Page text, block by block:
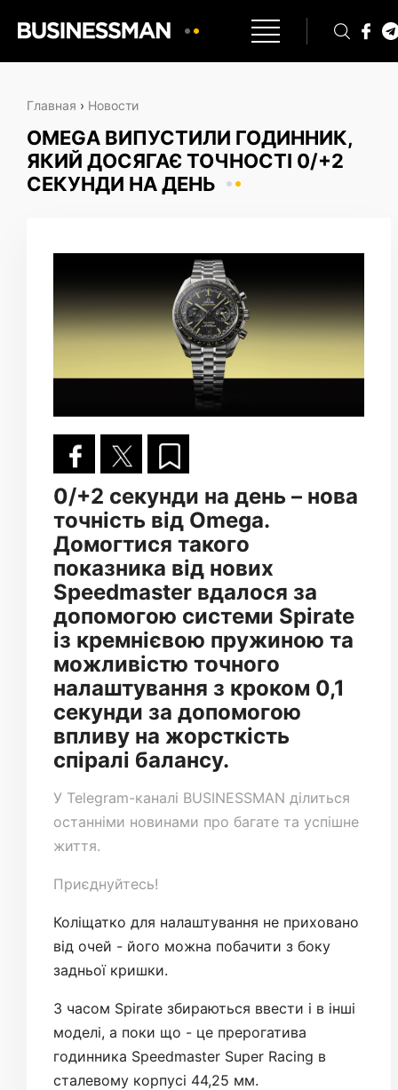
Главная › Новости
OMEGA ВИПУСТИЛИ ГОДИННИК,
ЯКИЙ ДОСЯГАЄ ТОЧНОСТІ 0/+2
СЕКУНДИ НА ДЕНЬ
0/+2 секунди на день – нова
точність від Omega.
Домогтися такого
показника від нових
Speedmaster вдалося за
допомогою системи Spirate
із кремнієвою пружиною та
можливістю точного
налаштування з кроком 0,1
секунди за допомогою
впливу на жорсткість
спіралі балансу.
У Telegram-каналі BUSINESSMAN ділиться
останніми новинами про багате та успішне
життя.
Приєднуйтесь!
Коліщатко для налаштування не приховано
від очей - його можна побачити з боку
задньої кришки.
З часом Spirate збираються ввести і в інші
моделі, а поки що - це прерогатива
годинника Speedmaster Super Racing в
сталевому корпусі 44,25 мм.